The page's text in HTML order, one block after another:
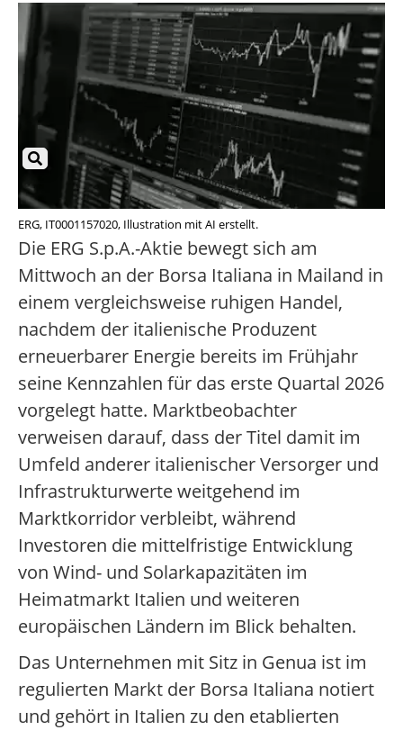
ERG, IT0001157020, Illustration mit AI erstellt.
Die ERG S.p.A.-Aktie bewegt sich am
Mittwoch an der Borsa Italiana in Mailand in
einem vergleichsweise ruhigen Handel,
nachdem der italienische Produzent
erneuerbarer Energie bereits im Frühjahr
seine Kennzahlen für das erste Quartal 2026
vorgelegt hatte. Marktbeobachter
verweisen darauf, dass der Titel damit im
Umfeld anderer italienischer Versorger und
Infrastrukturwerte weitgehend im
Marktkorridor verbleibt, während
Investoren die mittelfristige Entwicklung
von Wind- und Solarkapazitäten im
Heimatmarkt Italien und weiteren
europäischen Ländern im Blick behalten.
Das Unternehmen mit Sitz in Genua ist im
regulierten Markt der Borsa Italiana notiert
und gehört in Italien zu den etablierten